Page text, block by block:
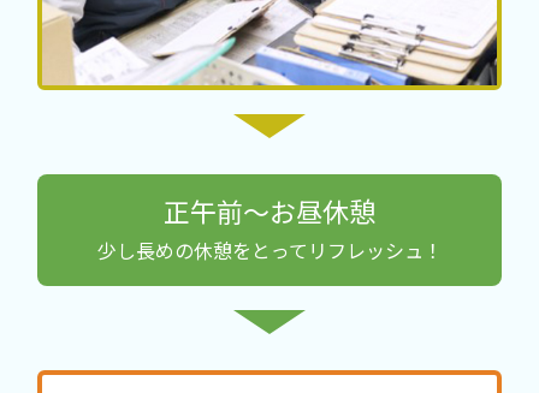
正午前～お昼休憩
少し長めの休憩をとってリフレッシュ！